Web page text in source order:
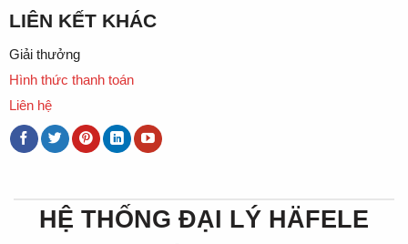
LIÊN KẾT KHÁC
Giải thưởng
Hình thức thanh toán
Liên hệ
HỆ THỐNG ĐẠI LÝ HÄFELE